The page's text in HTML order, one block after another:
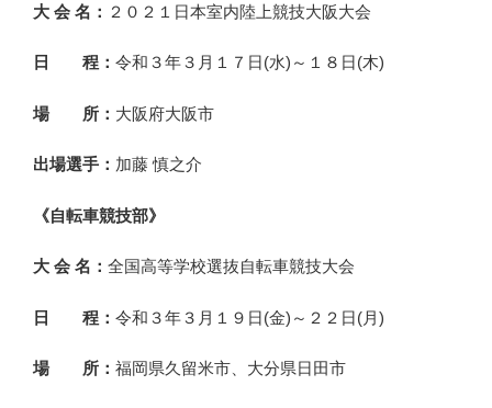
大 会 名： ２０２１日本室内陸上競技大阪大会
日 程： 令和３年３月１７日(水)～１８日(木)
場 所： 大阪府大阪市
出場選手： 加藤 慎之介
《自転車競技部》
大 会 名： 全国高等学校選抜自転車競技大会
日 程： 令和３年３月１９日(金)～２２日(月)
場 所： 福岡県久留米市、大分県日田市